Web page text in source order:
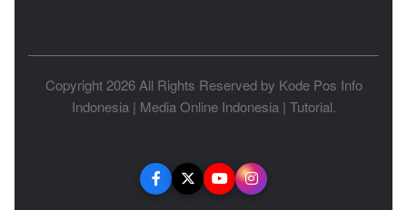
Copyright 2026 All Rights Reserved by Kode Pos Info
Indonesia| Media Online Indonesia| Tutorial.